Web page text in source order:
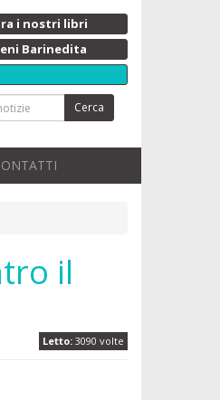
i nostri libri
Barinedita
Cerca
il
Letto: 3090 volte